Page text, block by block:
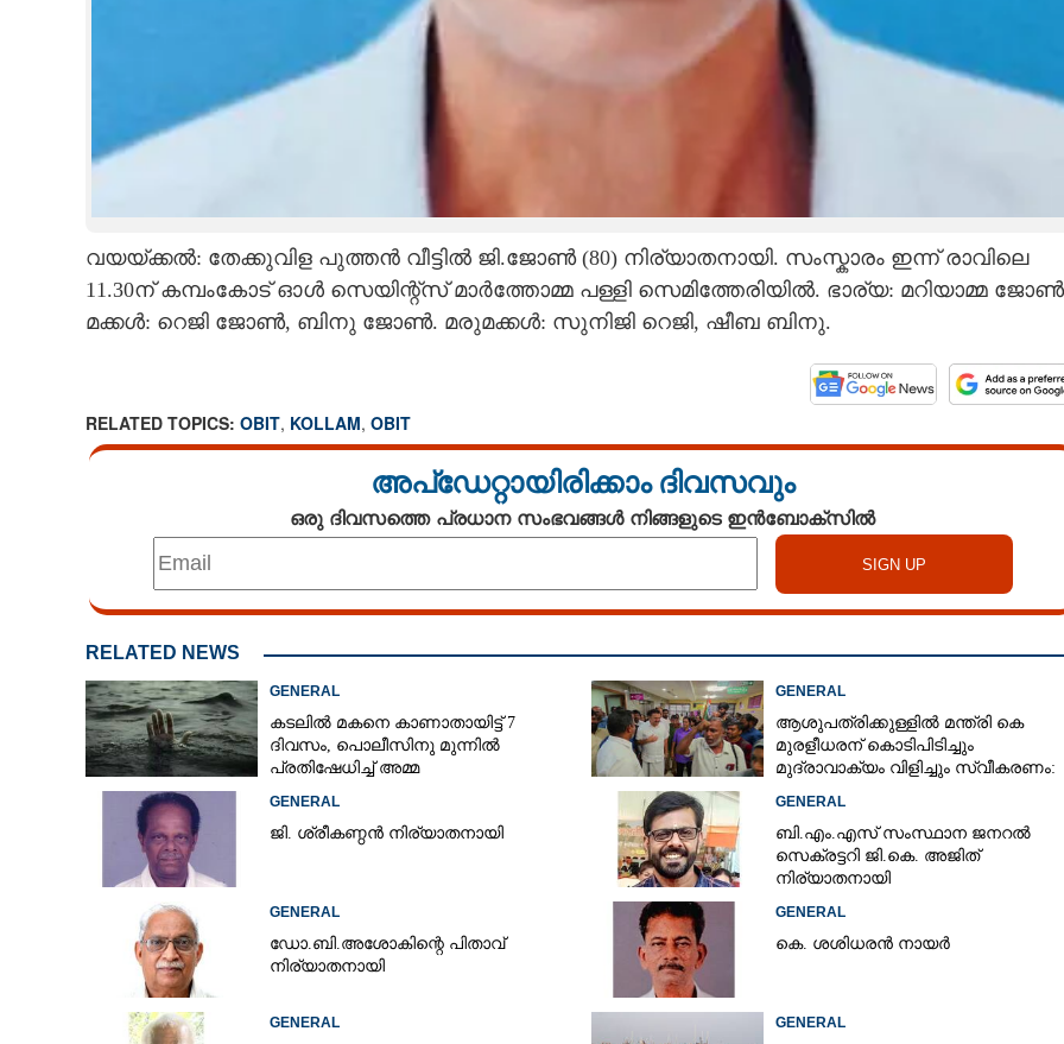
വയയ്ക്കൽ: തേക്കുവിള പുത്തൻ വീട്ടിൽ ജി.ജോൺ (80) നിര്യാതനായി. സംസ്കാരം ഇന്ന് രാവിലെ
11.30ന് കമ്പംകോട് ഓൾ സെയിന്റ്സ് മാർത്തോമ്മ പള്ളി സെമിത്തേരിയിൽ. ഭാര്യ: മറിയാമ്മ
മക്കൾ: റെജി ജോൺ, ബിനു ജോൺ. മരുമക്കൾ: സുനിജി റെജി, ഷീബ ബിനു.
RELATED TOPICS: OBIT, KOLLAM, OBIT
അപ്ഡേറ്റായിരിക്കാം ദിവസവും
ഒരു ദിവസത്തെ പ്രധാന സംഭവങ്ങൾ നിങ്ങളുടെ ഇൻബോക്സിൽ
RELATED NEWS
GENERAL
കടലിൽ മകനെ കാണാതായിട്ട് 7
ദിവസം, പൊലീസിനു മുന്നിൽ
പ്രതിഷേധിച്ച് അമ്മ
GENERAL
ആശുപത്രിക്കുള്ളിൽ മന്ത്രി കെ
മുരളീധരന് കൊടിപിടിച്ചും
മുദ്രാവാക്യം വിളിച്ചും സ്വീകരണം:
GENERAL
ജി. ശ്രീകണ്ഠൻ നിര്യാതനായി
GENERAL
ബി.എം.എസ് സംസ്ഥാന ജനറൽ
സെക്രട്ടറി ജി.കെ. അജിത്
നിര്യാതനായി
GENERAL
ഡോ.ബി.അശോകിന്റെ പിതാവ്
നിര്യാതനായി
GENERAL
കെ. ശശിധരൻ നായർ
GENERAL GENERAL
Share this link
Copy Link